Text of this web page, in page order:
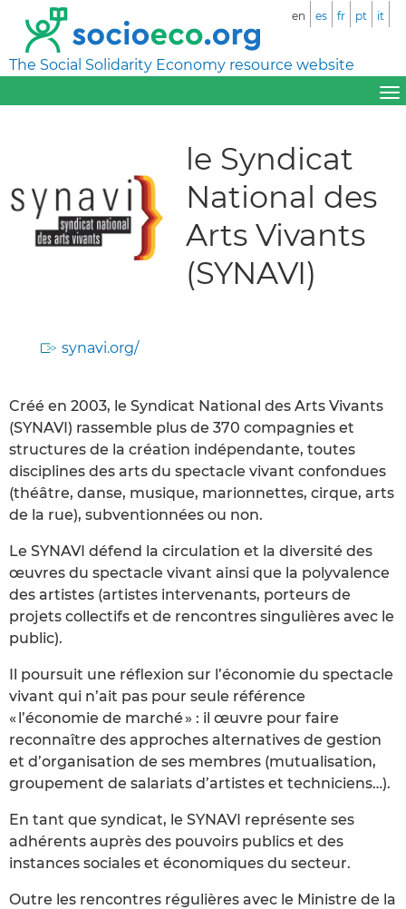
The Social Solidarity Economy resource website
en es fr pt it
le Syndicat
National des
Arts Vivants
(SYNAVI)
synavi.org/
Créé en 2003, le Syndicat National des Arts Vivants
(SYNAVI) rassemble plus de 370 compagnies et
structures de la création indépendante, toutes
disciplines des arts du spectacle vivant confondues
(théâtre, danse, musique, marionnettes, cirque, arts
de la rue), subventionnées ou non.
Le SYNAVI défend la circulation et la diversité des
œuvres du spectacle vivant ainsi que la polyvalence
des artistes (artistes intervenants, porteurs de
projets collectifs et de rencontres singulières avec le
public).
Il poursuit une réflexion sur l’économie du spectacle
vivant qui n’ait pas pour seule référence
« l’économie de marché » : il œuvre pour faire
reconnaître des approches alternatives de gestion
et d’organisation de ses membres (mutualisation,
groupement de salariats d’artistes et techniciens…).
En tant que syndicat, le SYNAVI représente ses
adhérents auprès des pouvoirs publics et des
instances sociales et économiques du secteur.
Outre les rencontres régulières avec le Ministre de la